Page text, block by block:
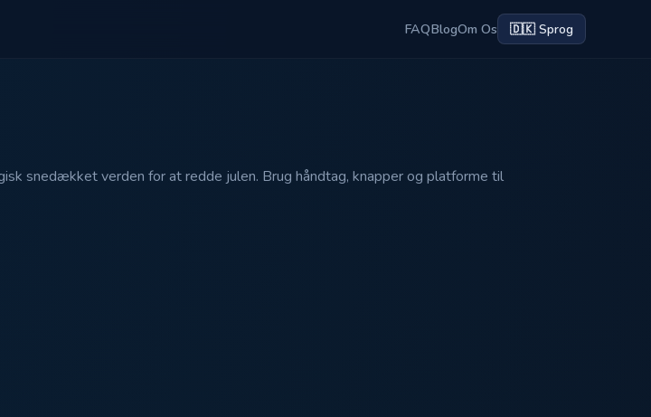
FAQBlogOm Os 🇩🇰 Sprog
snedækket verden for at redde julen. Brug håndtag, knapper og platforme til